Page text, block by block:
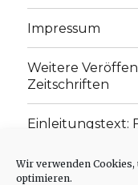
Wir verwenden Cookies,
optimieren.
Impressum
Weitere
Zeitschriften
Einleitungstext:
„schwachen